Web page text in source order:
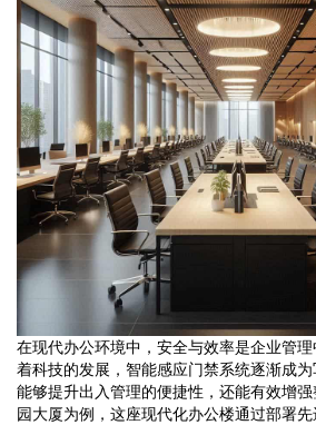
在现代办公环境中，安全与效率是企业管
着科技的发展，智能感应门禁系统逐渐成
能够提升出入管理的便捷性，还能有效增
园大厦为例，这座现代化办公楼通过部署